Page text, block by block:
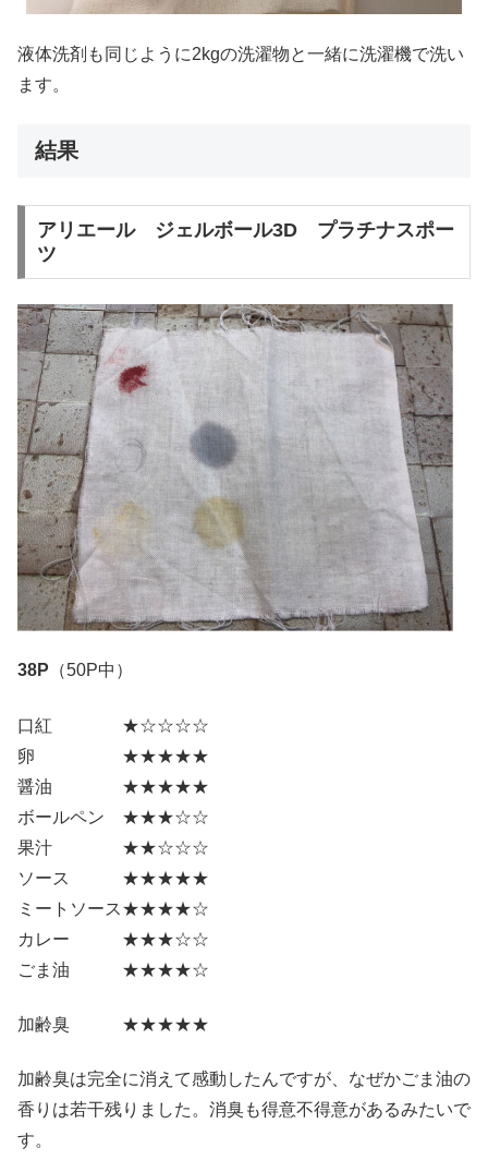
液体洗剤も同じように2kgの洗濯物と一緒に洗濯機で洗い
ます。
結果
アリエール ジェルボール3D プラチナスポー
ツ
38P （50P中）
口紅 ★☆☆☆☆
卵 ★★★★★
醤油 ★★★★★
ボールペン ★★★☆☆
果汁 ★★☆☆☆
ソース ★★★★★
ミートソース★★★★☆
カレー ★★★☆☆
ごま油 ★★★★☆
加齢臭 ★★★★★
加齢臭は完全に消えて感動したんですが、なぜかごま油の
香りは若干残りました。消臭も得意不得意があるみたいで
す。